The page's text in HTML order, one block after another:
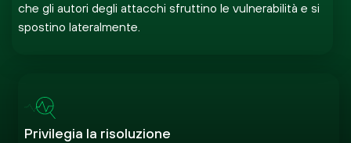
che gli autori degli attacchi sfruttino le vulnerabilità e si
spostino lateralmente.
Privilegia la risoluzione